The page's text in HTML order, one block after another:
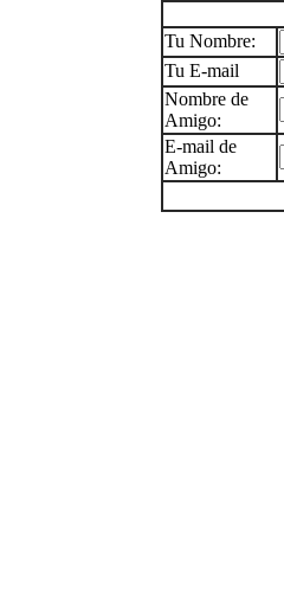
Tu Nombre:
Tu E-mail
Nombre de
Amigo:
E-mail de
Amigo: